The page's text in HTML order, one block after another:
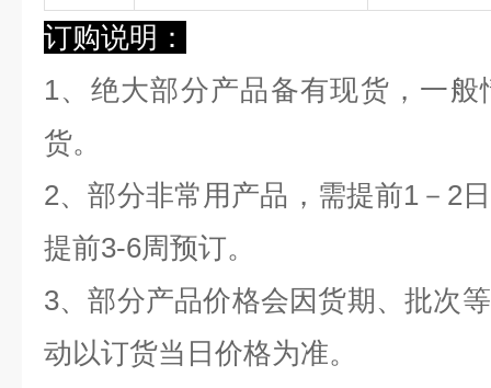
订购说明：
1、绝大部分产品备有现货，一
货。
2、部分非常用产品，需提前1－2
提前3-6周预订。
3、部分产品价格会因货期、批次
动以订货当日价格为准。